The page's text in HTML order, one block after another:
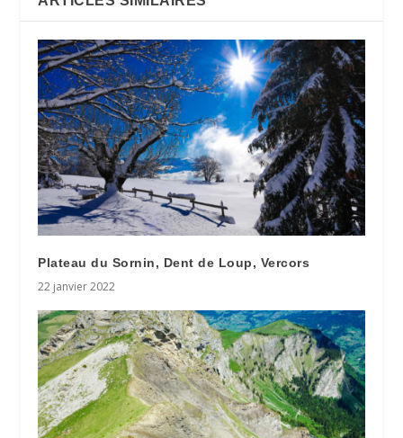
Plateau du Sornin, Dent de Loup, Vercors
22 janvier 2022